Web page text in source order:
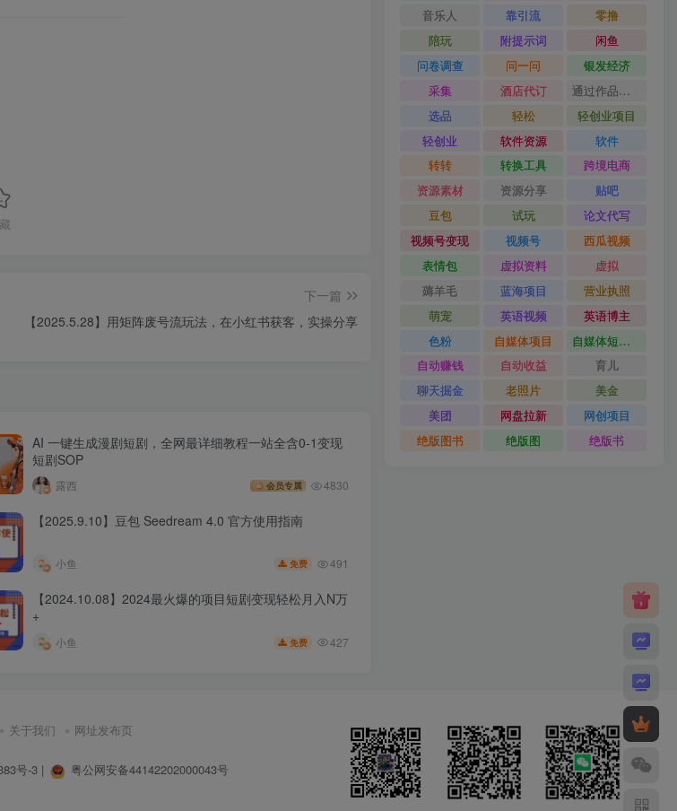
下一篇
【2025.5.28】用矩阵废号流玩法，在小红书获客，实操分享
AI 一键生成漫剧短剧，全网最详细教程一站全含0-1变现
短剧SOP
露西 会员专属 4830
【2025.9.10】豆包 Seedream 4.0 官方使用指南
小鱼 免费 491
【2024.10.08】2024最火爆的项目短剧变现轻松月入N万
+
小鱼 免费 427
音乐人
靠引流
零撸
陪玩
附提示词
闲鱼
问卷调查
问一问
银发经济
采集
酒店代订
通过作品流量
选品
轻松
轻创业项目
轻创业
软件资源
软件
转转
转换工具
跨境电商
资源素材
资源分享
贴吧
豆包
试玩
论文代写
视频号变现
视频号
西瓜视频
表情包
虚拟资料
虚拟
薅羊毛
蓝海项目
营业执照
萌宠
英语视频
英语博主
色粉
自媒体项目
自媒体短视频
自动赚钱
自动收益
育儿
聊天掘金
老照片
美金
美团
网盘拉新
网创项目
绝版图书
绝版图 绝版书
关于我们 网址发布页
号-3 | 粤公网安备44142202000043号